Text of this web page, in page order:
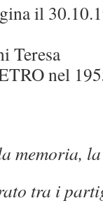
il
Teresa
nel
memoria,
tra i